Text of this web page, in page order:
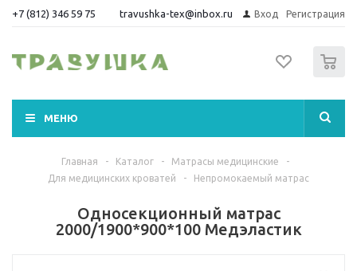
+7 (812) 346 59 75 travushka-tex@inbox.ru Вход Регистрация
МЕНЮ
Главная - Каталог - Матрасы медицинские
-
Для медицинских кроватей
- Непромокаемый матрас
Односекционный матрас
2000/1900*900*100 Медэластик